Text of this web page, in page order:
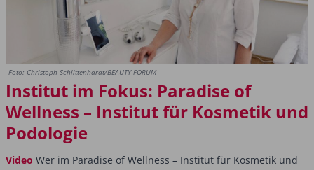
Foto: Christoph Schlittenhardt/BEAUTY FORUM
Institut im Fokus: Paradise of
Wellness – Institut für Kosmetik und
Podologie
Video Wer im Paradise of Wellness – Institut für Kosmetik und